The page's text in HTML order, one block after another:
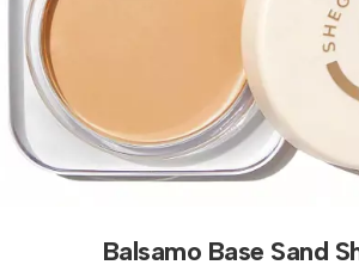
Balsamo Base Sand